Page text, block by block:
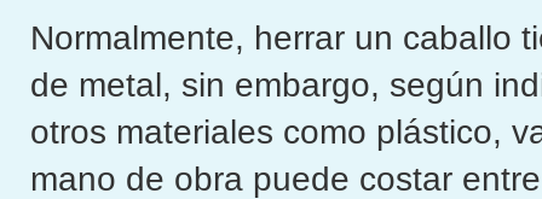
Normalmente, herrar un caballo
de metal, sin embargo, según
otros materiales como plástico,
mano de obra puede costar